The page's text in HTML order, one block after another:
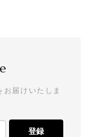
届けいたしま
登録